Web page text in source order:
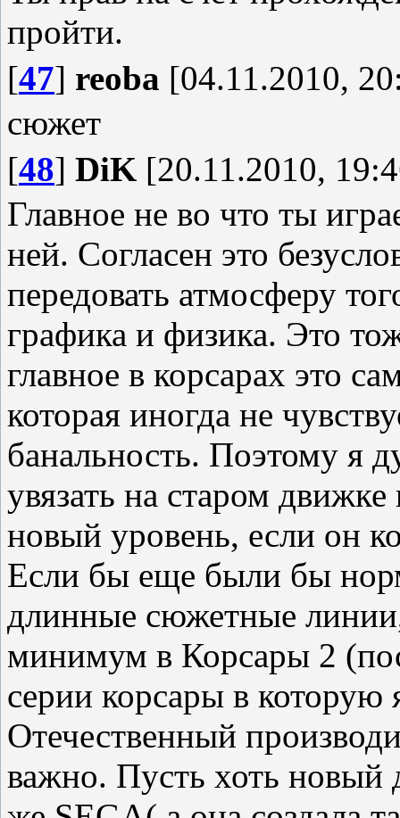
пройти.
[47] reoba [04.11.2010,
сюжет
[48] DiK [20.11.2010,
Главное не во что ты
ней. Согласен это
передовать атмосферу
графика и физика. Это
главное в корсарах это
которая иногда не
банальность. Поэтому я
увязать на старом
новый уровень, если он
Если бы еще были бы
длинные сюжетные линии,
минимум в Корсары 2
серии корсары в которую
Отечественный
важно. Пусть хоть новый